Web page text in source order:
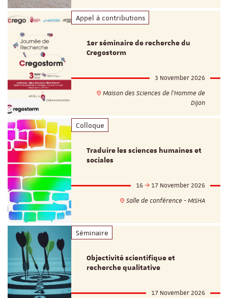
Appel à contributions
1er séminaire de recherche du
Cregostorm
3 November 2026
Maison des Sciences de l'Homme de
Dijon
Colloque
Traduire les sciences humaines et
sociales
16
17 November 2026
Salle de conférence - MISHA
Séminaire
Objectivité scientifique et
recherche qualitative
17 November 2026